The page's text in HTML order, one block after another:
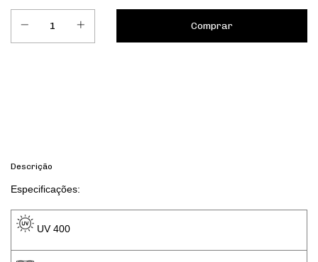
Descrição
Especificações:
UV 400